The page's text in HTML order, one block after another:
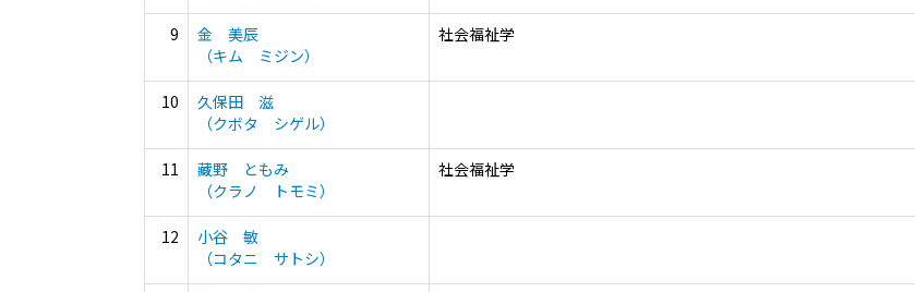
9
金 美辰
（キム ミジン）
社会福祉学
10
久保田 滋
（クボタ シゲル）
11
藏野 ともみ
（クラノ トモミ）
社会福祉学
12
小谷 敏
（コタニ サトシ）